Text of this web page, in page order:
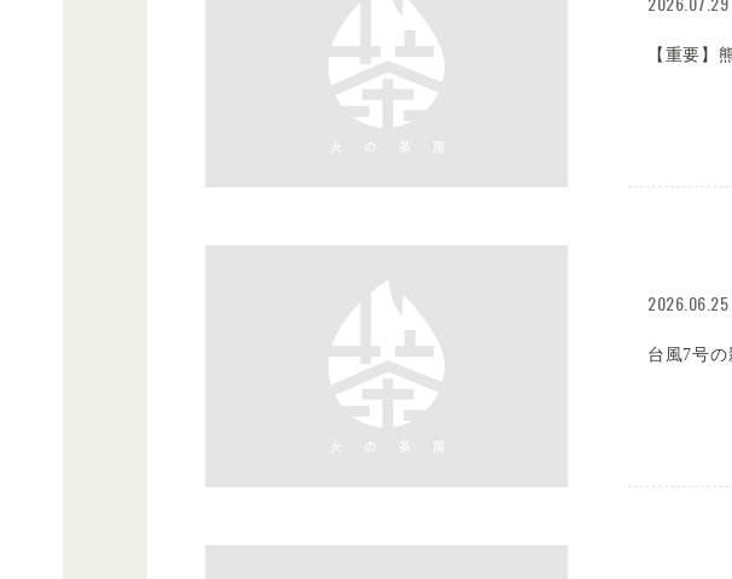
【重要】
2026.06.25
台風7号